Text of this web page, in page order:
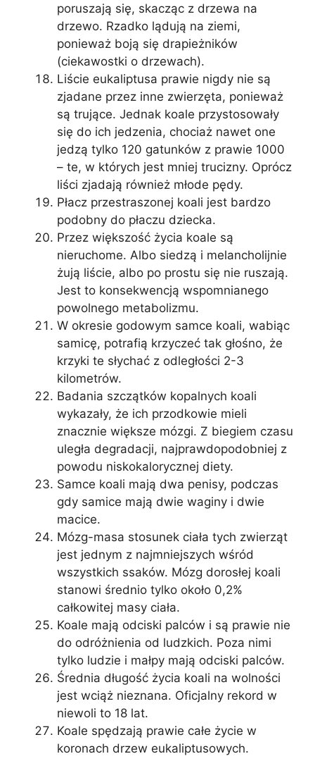
poruszają się, skacząc z drzewa na
drzewo. Rzadko lądują na ziemi,
ponieważ boją się drapieżników
(ciekawostki o drzewach).
Liście eukaliptusa prawie nigdy nie są
zjadane przez inne zwierzęta, ponieważ
są trujące. Jednak koale przystosowały
się do ich jedzenia, chociaż nawet one
jedzą tylko 120 gatunków z prawie 1000
– te, w których jest mniej trucizny. Oprócz
liści zjadają również młode pędy.
Płacz przestraszonej koali jest bardzo
podobny do płaczu dziecka.
Przez większość życia koale są
nieruchome. Albo siedzą i melancholijnie
żują liście, albo po prostu się nie ruszają.
Jest to konsekwencją wspomnianego
powolnego metabolizmu.
W okresie godowym samce koali, wabiąc
samicę, potrafią krzyczeć tak głośno, że
krzyki te słychać z odległości 2-3
kilometrów.
Badania szczątków kopalnych koali
wykazały, że ich przodkowie mieli
znacznie większe mózgi. Z biegiem czasu
uległa degradacji, najprawdopodobniej z
powodu niskokalorycznej diety.
Samce koali mają dwa penisy, podczas
gdy samice mają dwie waginy i dwie
macice.
Mózg-masa stosunek ciała tych zwierząt
jest jednym z najmniejszych wśród
wszystkich ssaków. Mózg dorosłej koali
stanowi średnio tylko około 0,2%
całkowitej masy ciała.
Koale mają odciski palców i są prawie nie
do odróżnienia od ludzkich. Poza nimi
tylko ludzie i małpy mają odciski palców.
Średnia długość życia koali na wolności
jest wciąż nieznana. Oficjalny rekord w
niewoli to 18 lat.
Koale spędzają prawie całe życie w
koronach drzew eukaliptusowych.